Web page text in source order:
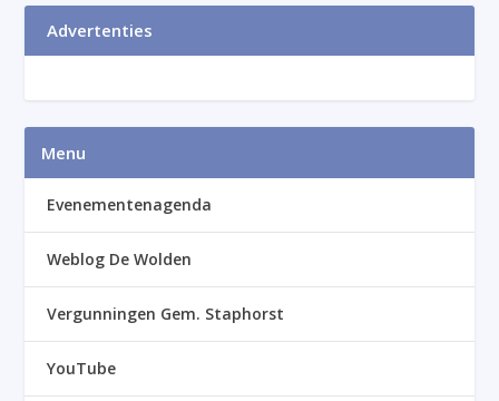
Advertenties
Menu
Evenementenagenda
Weblog De Wolden
Vergunningen Gem. Staphorst
YouTube